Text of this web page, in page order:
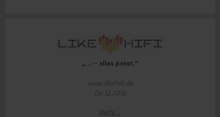
„… – alles passt.“
www.likehifi.de
06.12.2018
Mehr...